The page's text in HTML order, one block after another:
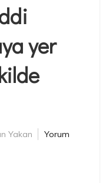
yer
Yakan
Yorum